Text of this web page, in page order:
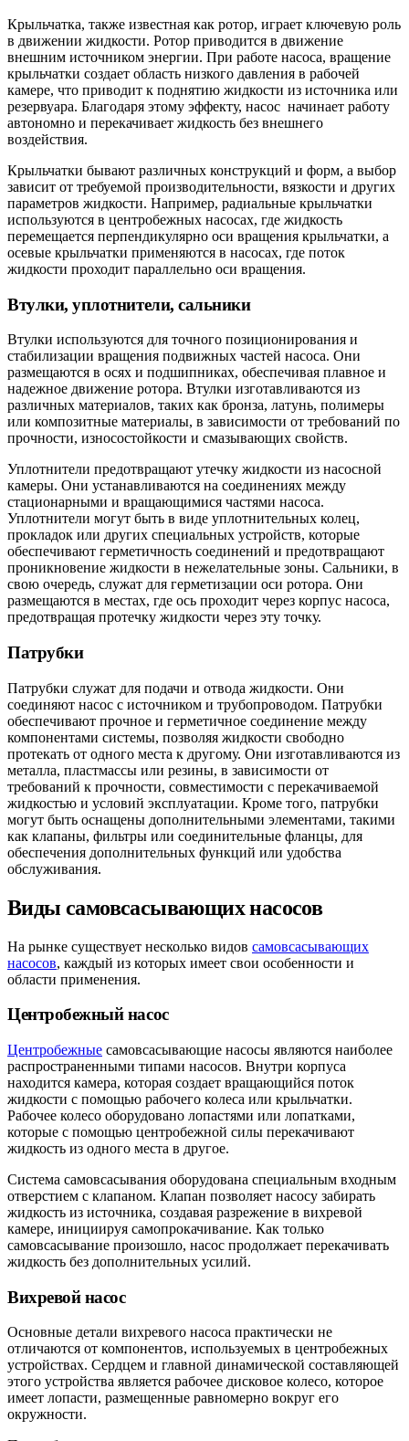
Крыльчатка, также известная как ротор, играет ключевую роль
в движении жидкости. Ротор приводится в движение
внешним источником энергии. При работе насоса, вращение
крыльчатки создает область низкого давления в рабочей
камере, что приводит к поднятию жидкости из источника или
резервуара. Благодаря этому эффекту, насос начинает работу
автономно и перекачивает жидкость без внешнего
воздействия.
Крыльчатки бывают различных конструкций и форм, а выбор
зависит от требуемой производительности, вязкости и других
параметров жидкости. Например, радиальные крыльчатки
используются в центробежных насосах, где жидкость
перемещается перпендикулярно оси вращения крыльчатки, а
осевые крыльчатки применяются в насосах, где поток
жидкости проходит параллельно оси вращения.
Втулки, уплотнители, сальники
Втулки используются для точного позиционирования и
стабилизации вращения подвижных частей насоса. Они
размещаются в осях и подшипниках, обеспечивая плавное и
надежное движение ротора. Втулки изготавливаются из
различных материалов, таких как бронза, латунь, полимеры
или композитные материалы, в зависимости от требований по
прочности, износостойкости и смазывающих свойств.
Уплотнители предотвращают утечку жидкости из насосной
камеры. Они устанавливаются на соединениях между
стационарными и вращающимися частями насоса.
Уплотнители могут быть в виде уплотнительных колец,
прокладок или других специальных устройств, которые
обеспечивают герметичность соединений и предотвращают
проникновение жидкости в нежелательные зоны. Сальники, в
свою очередь, служат для герметизации оси ротора. Они
размещаются в местах, где ось проходит через корпус насоса,
предотвращая протечку жидкости через эту точку.
Патрубки
Патрубки служат для подачи и отвода жидкости. Они
соединяют насос с источником и трубопроводом. Патрубки
обеспечивают прочное и герметичное соединение между
компонентами системы, позволяя жидкости свободно
протекать от одного места к другому. Они изготавливаются из
металла, пластмассы или резины, в зависимости от
требований к прочности, совместимости с перекачиваемой
жидкостью и условий эксплуатации. Кроме того, патрубки
могут быть оснащены дополнительными элементами, такими
как клапаны, фильтры или соединительные фланцы, для
обеспечения дополнительных функций или удобства
обслуживания.
Виды самовсасывающих насосов
На рынке существует несколько видов самовсасывающих
насосов, каждый из которых имеет свои особенности и
области применения.
Центробежный насос
Центробежные самовсасывающие насосы являются наиболее
распространенными типами насосов. Внутри корпуса
находится камера, которая создает вращающийся поток
жидкости с помощью рабочего колеса или крыльчатки.
Рабочее колесо оборудовано лопастями или лопатками,
которые с помощью центробежной силы перекачивают
жидкость из одного места в другое.
Система самовсасывания оборудована специальным входным
отверстием с клапаном. Клапан позволяет насосу забирать
жидкость из источника, создавая разрежение в вихревой
камере, инициируя самопрокачивание. Как только
самовсасывание произошло, насос продолжает перекачивать
жидкость без дополнительных усилий.
Вихревой насос
Основные детали вихревого насоса практически не
отличаются от компонентов, используемых в центробежных
устройствах. Сердцем и главной динамической составляющей
этого устройства является рабочее дисковое колесо, которое
имеет лопасти, размещенные равномерно вокруг его
окружности.